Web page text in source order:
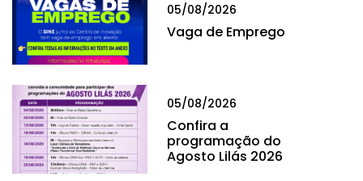
05/08/2026
Vaga de Emprego
05/08/2026
Confira a
programação do
Agosto Lilás 2026